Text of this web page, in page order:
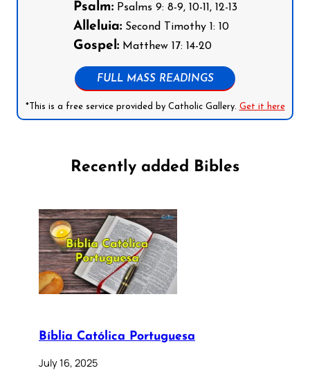
Psalm:Psalms 9: 8-9, 10-11, 12-13
Alleluia:Second Timothy 1: 10
Gospel:Matthew 17: 14-20
FULL MASS READINGS
*This is a free service provided by Catholic Gallery. Get it here
Recently added Bibles
Bíblia Católica Portuguesa
July 16, 2025